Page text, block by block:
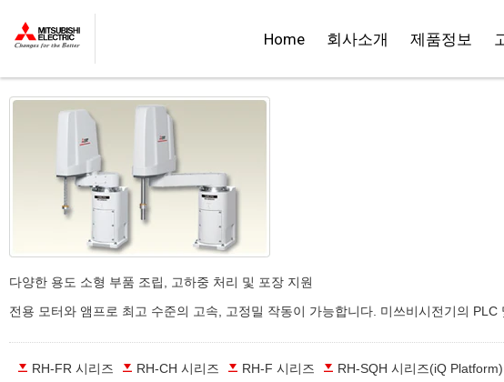
Home 회사소개 제품정보
::제품정보::
수평 다관절형
다양한 용도 소형 부품 조립, 고하중 처리 및 포장 지원
전용 모터와 앰프로 최고 수준의 고속, 고정밀 작동이 가능합니다. 미쓰비시전기의
RH-FR 시리즈 RH-CH 시리즈 RH-F 시리즈 RH-SQH 시리즈(iQ Platform)